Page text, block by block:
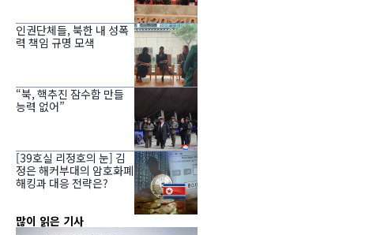
인권단체들, 북한 내 성폭
력 책임 규명 모색
“북, 핵추진 잠수함 만들
능력 없어”
[39호실 리정호의 눈] 김
정은 해커부대의 암호화폐
해킹과 대응 전략은?
많이 읽은 기사